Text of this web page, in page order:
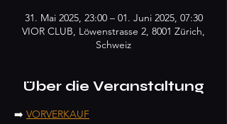
31. Mai 2025, 23:00 – 01. Juni 2025, 07:30
VIOR CLUB, Löwenstrasse 2, 8001 Zürich,
Schweiz
Über die Veranstaltung
➡️ VORVERKAUF